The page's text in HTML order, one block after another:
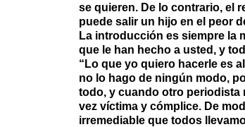
se quieren. De lo contrario, el
puede salir un hijo en el peor
La introducción es siempre la
que le han hecho a usted, y
“Lo que yo quiero hacerle es
no lo hago de ningún modo,
todo, y cuando otro periodista
vez víctima y cómplice. De
irremediable que todos